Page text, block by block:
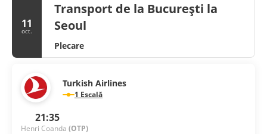
11
oct.
Transport de la București la
Seoul
Plecare
Turkish Airlines
1 Escală
21:35
Henri Coanda (OTP)